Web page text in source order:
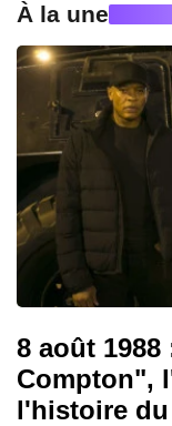
À la une
8 août
Compton",
l'histoire du